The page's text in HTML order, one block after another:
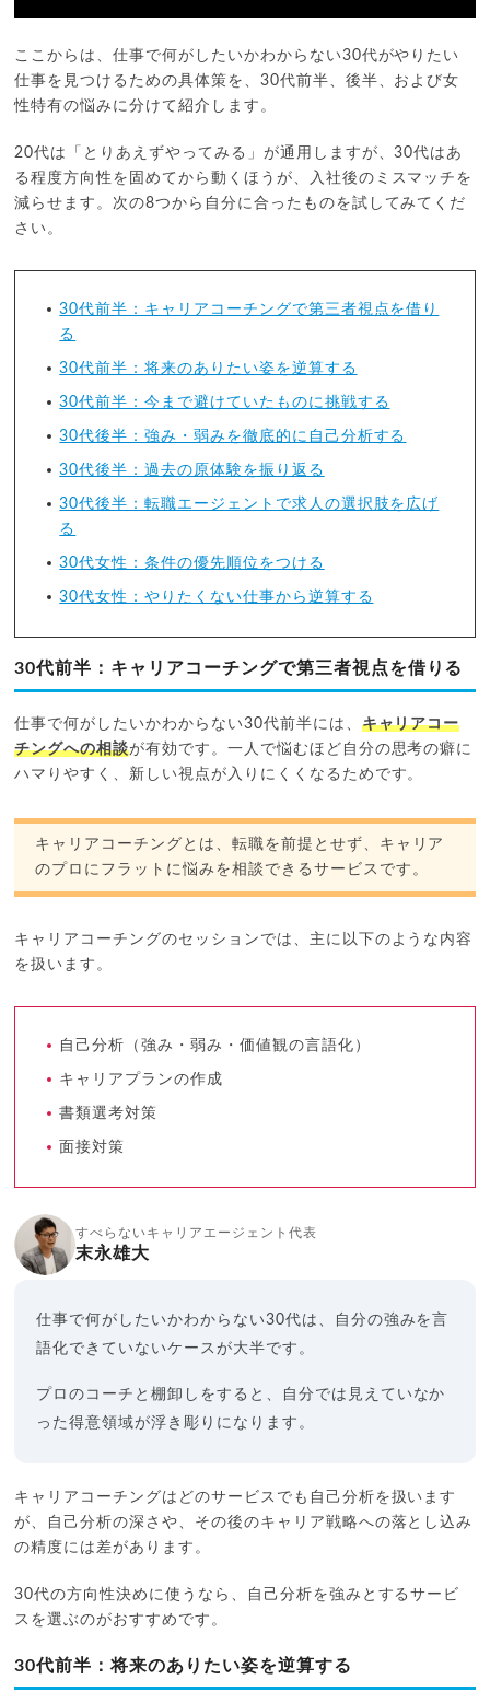
ここからは、仕事で何がしたいかわからない30代がやりたい
仕事を見つけるための具体策を、30代前半、後半、および女
性特有の悩みに分けて紹介します。
20代は「とりあえずやってみる」が通用しますが、30代はあ
る程度方向性を固めてから動くほうが、入社後のミスマッチを
減らせます。次の8つから自分に合ったものを試してみてくだ
さい。
30代前半：キャリアコーチングで第三者視点を借り
る
30代前半：将来のありたい姿を逆算する
30代前半：今まで避けていたものに挑戦する
30代後半：強み・弱みを徹底的に自己分析する
30代後半：過去の原体験を振り返る
30代後半：転職エージェントで求人の選択肢を広げ
る
30代女性：条件の優先順位をつける
30代女性：やりたくない仕事から逆算する
30代前半：キャリアコーチングで第三者視点を借りる
仕事で何がしたいかわからない30代前半には、 キャリアコー
チングへの相談が有効です。一人で悩むほど自分の思考の癖に
ハマりやすく、新しい視点が入りにくくなるためです。
キャリアコーチングとは、転職を前提とせず、キャリア
のプロにフラットに悩みを相談できるサービスです。
キャリアコーチングのセッションでは、主に以下のような内容
を扱います。
自己分析（強み・弱み・価値観の言語化）
キャリアプランの作成
書類選考対策
面接対策
すべらないキャリアエージェント代表
末永雄大
仕事で何がしたいかわからない30代は、自分の強みを言
語化できていないケースが大半です。
プロのコーチと棚卸しをすると、自分では見えていなか
った得意領域が浮き彫りになります。
キャリアコーチングはどのサービスでも自己分析を扱います
が、自己分析の深さや、その後のキャリア戦略への落とし込み
の精度には差があります。
30代の方向性決めに使うなら、自己分析を強みとするサービ
スを選ぶのがおすすめです。
30代前半：将来のありたい姿を逆算する